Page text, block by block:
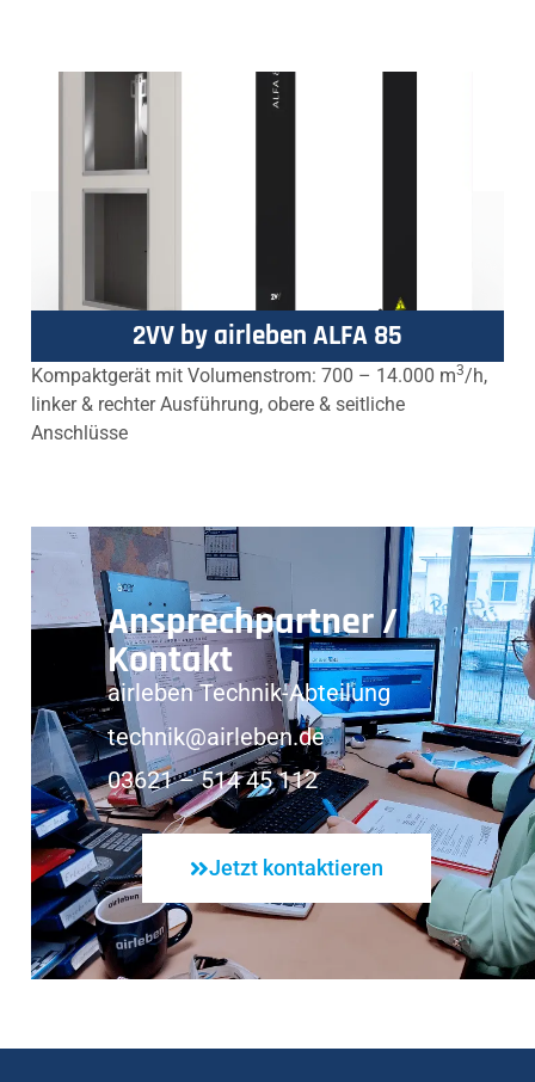
2VV by airleben ALFA 85
Kompaktgerät mit Volumenstrom: 700 – 14.000 m3/h,
linker & rechter Ausführung, obere & seitliche
Anschlüsse
Ansprechpartner /
Kontakt
airleben Technik-Abteilung
technik@airleben.de
03621 – 514 45 112
Jetzt kontaktieren